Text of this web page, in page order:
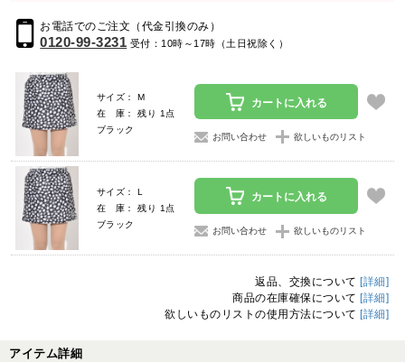
お電話でのご注文（代金引換のみ）
0120-99-3231 受付：10時～17時（土日祝除く）
サイズ： M
在 庫： 残り 1点
ブラック
カートに入れる
お問い合わせ 欲しいものリスト
サイズ： L
在 庫： 残り 1点
ブラック
カートに入れる
お問い合わせ 欲しいものリスト
返品、交換について [詳細]
商品の在庫確保について [詳細]
欲しいものリストの使用方法について [詳細]
アイテム詳細